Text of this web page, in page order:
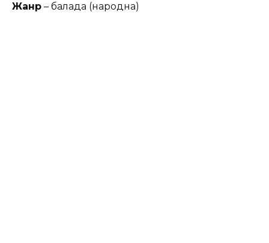
Жанр – балада (народна)